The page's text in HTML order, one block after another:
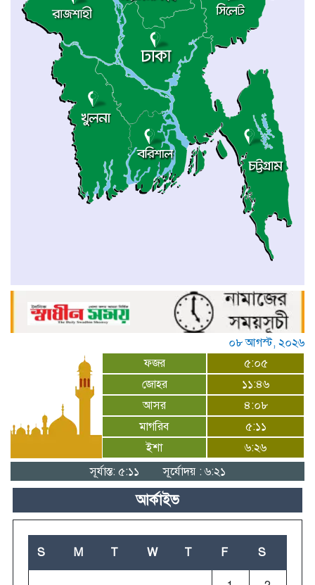
এনইউএসডিএফ ক্যারিয়ার সম্মেলন ২০২৬
০৮ আগস্ট, ২০২৬
ফজর
৫:০৫
জোহর
১১:৪৬
আসর
৪:০৮
মাগরিব
৫:১১
ইশা
৬:২৬
সূর্যাস্ত: ৫:১১
সূর্যোদয় : ৬:২১
আর্কাইভ
S M T W T F S